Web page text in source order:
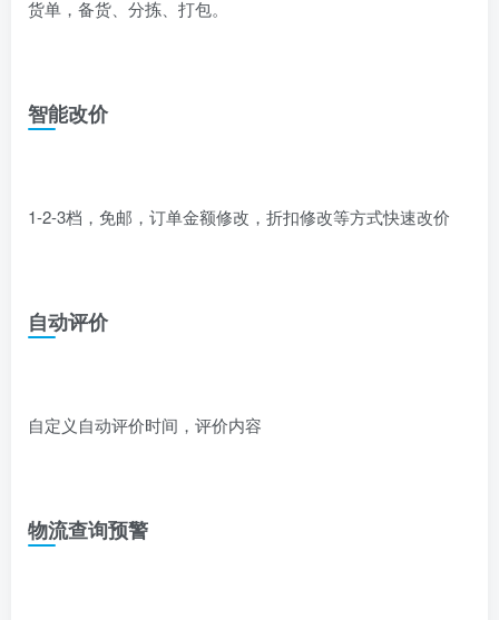
货单，备货、分拣、打包。
智能改价
1-2-3档，免邮，订单金额修改，折扣修改等方式快速改价
自动评价
自定义自动评价时间，评价内容
物流查询预警